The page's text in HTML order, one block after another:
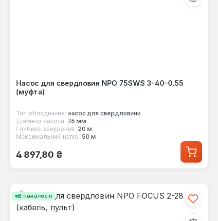
Насос для свердловин NPO 75SWS 3-40-0.55
(муфта)
Тип обладнання: насос для свердловини
Діаметр насоса: 76 мм
Глибина занурення: 20 м
Максимальний напір: 50 м
Звичайна ціна:
4 897,80 ₴
В наявності